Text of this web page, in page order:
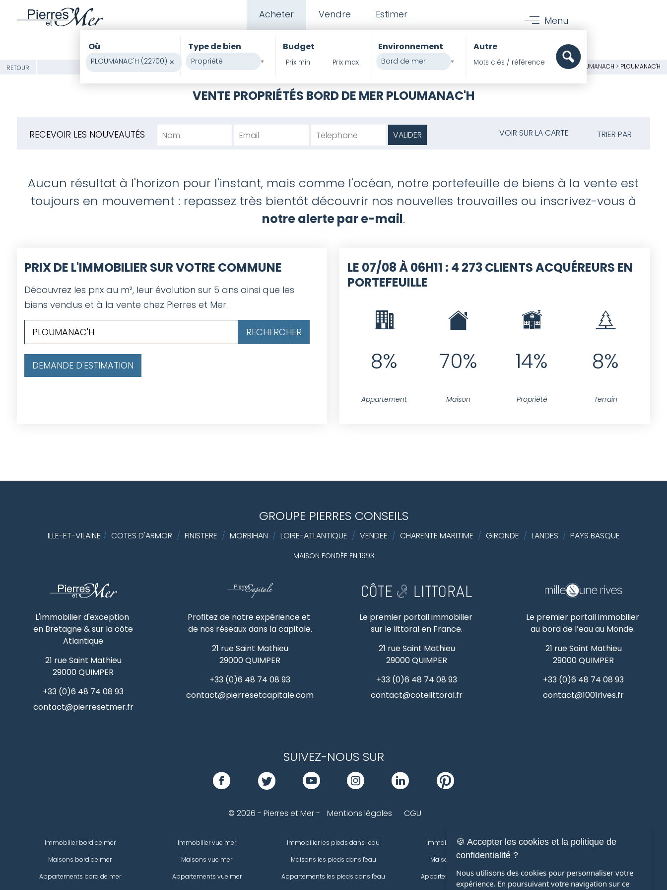
Acheter Vendre Estimer
Menu
Où
×
PLOUMANAC'H (22700)
Type de bien
Propriété
Budget Environnement
Bord de mer
Autre
RETOUR PIERRES ET MER IMMOBILIER BORD DE MER>CÔTES-D'ARMOR >PLOUMANACH > PLOUMANAC'H
VENTE PROPRIÉTÉS BORD DE MER PLOUMANAC'H
TRIER PAR
VOIR SUR LA CARTE
RECEVOIR LES NOUVEAUTÉS
Aucun résultat à l'horizon pour l'instant, mais comme l'océan, notre portefeuille de biens à la vente est
toujours en mouvement : repassez très bientôt découvrir nos nouvelles trouvailles ou inscrivez-vous à
notre alerte par e-mail.
PRIX DE L'IMMOBILIER SUR VOTRE COMMUNE
Découvrez les prix au m², leur évolution sur 5 ans ainsi que les
biens vendus et à la vente chez Pierres et Mer.
DEMANDE D'ESTIMATION
LE 07/08 À 06H11 : 4 273 CLIENTS ACQUÉREURS EN
PORTEFEUILLE
8%
Appartement
70%
Maison
14%
Propriété
8%
Terrain
GROUPE PIERRES CONSEILS
ILLE-ET-VILAINE / COTES D'ARMOR / FINISTERE / MORBIHAN / LOIRE-ATLANTIQUE / VENDEE / CHARENTE MARITIME / GIRONDE / LANDES / PAYS BASQUE
MAISON FONDÉE EN 1993
L'immobilier d'exception
en Bretagne & sur la côte
Atlantique
21 rue Saint Mathieu
29000QUIMPER
+33 (0)6 48 74 08 93
contact@pierresetmer.fr
Profitez de notre expérience et
de nos réseaux dans la capitale.
21 rue Saint Mathieu
29000QUIMPER
+33 (0)6 48 74 08 93
contact@pierresetcapitale.com
Le premier portail immobilier
sur le littoral en France.
21 rue Saint Mathieu
29000QUIMPER
+33 (0)6 48 74 08 93
contact@cotelittoral.fr
Le premier portail immobilier
au bord de l’eau au Monde.
21 rue Saint Mathieu
29000QUIMPER
+33 (0)6 48 74 08 93
contact@1001rives.fr
SUIVEZ-NOUS SUR
© 2026 - Pierres et Mer - Mentions légales CGU
Immobilier bord de mer
Maisons bord de mer
Appartements bord de mer
Immobilier vue mer
Maisons vue mer
Appartements vue mer
Immobilier les pieds dans l'eau
Maisons les pieds dans l'eau
Appartements les pieds dans l'eau
Immobilier de prestige
Maisons de prestige
Appartements de prestige
Immobilier
Appartements
🍪 Accepter les cookies et la politique de
confidentialité ?
Nous utilisons des cookies pour personnaliser votre
expérience. En poursuivant votre navigation sur ce